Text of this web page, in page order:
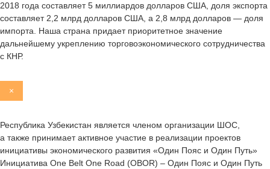
2018 года составляет 5 миллиардов долларов США, доля экспорта
составляет 2,2 млрд долларов США, а 2,8 млрд долларов — доля
импорта. Наша страна придает приоритетное значение
дальнейшему укреплению торговоэкономического сотрудничества
с КНР.
×
Республика Узбекистан является членом организации ШОС,
а также принимает активное участие в реализации проектов
инициативы экономического развития «Один Пояс и Один Путь»
Инициатива One Belt One Road (OBOR) – Один Пояс и Один Путь